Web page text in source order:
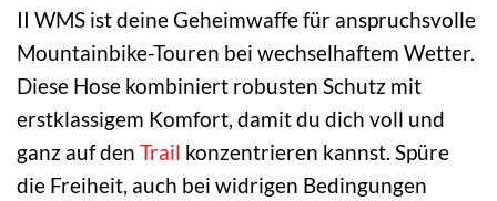
II WMS ist deine Geheimwaffe für anspruchsvolle
Mountainbike-Touren bei wechselhaftem Wetter.
Diese Hose kombiniert robusten Schutz mit
erstklassigem Komfort, damit du dich voll und
ganz auf den Trail konzentrieren kannst. Spüre
die Freiheit, auch bei widrigen Bedingungen